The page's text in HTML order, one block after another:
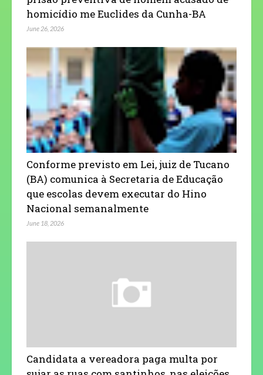
homicídio me Euclides da Cunha-BA
June 26, 2026
Conforme previsto em Lei, juiz de Tucano
(BA) comunica à Secretaria de Educação
que escolas devem executar do Hino
Nacional semanalmente
June 18, 2026
Candidata a vereadora paga multa por